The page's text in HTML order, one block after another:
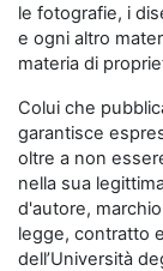
le fotografie, i
e ogni altro
materia di
Colui che
garantisce
oltre a non
nella sua
d'autore,
legge, contratto
dell’Università